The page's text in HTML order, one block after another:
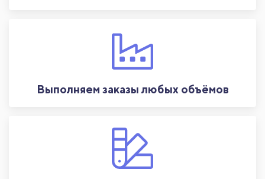
Выполняем заказы любых объёмов